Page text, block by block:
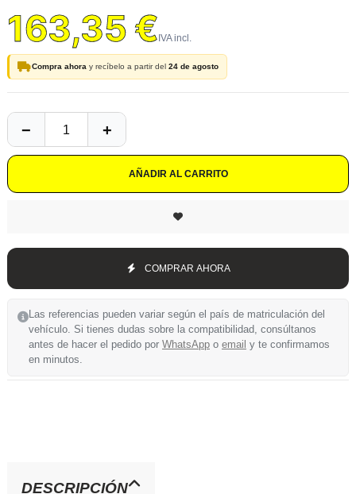
163,35 €
Compra ahora y recíbelo a partir del 24 de agosto
AÑADIR AL CARRITO
COMPRAR AHORA
Las referencias pueden variar según el país de matriculación del
vehículo. Si tienes dudas sobre la compatibilidad, consúltanos
antes de hacer el pedido por WhatsApp o email y te confirmamos
en minutos.
DESCRIPCIÓN